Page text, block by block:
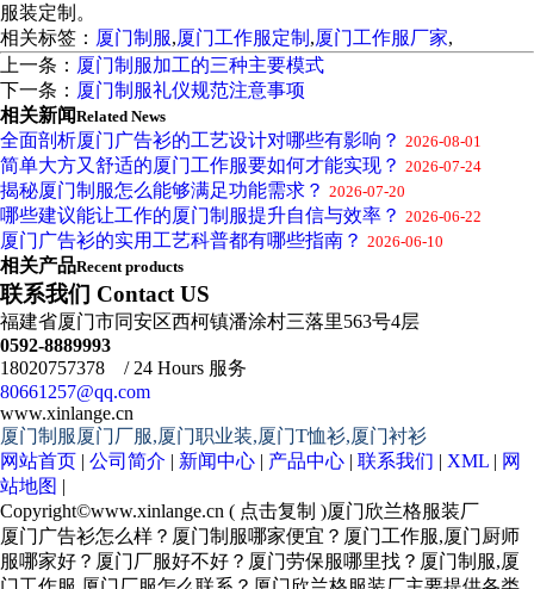
服装定制。
相关标签： 厦门制服,厦门工作服定制 ,厦门工作服厂家,
上一条： 厦门制服加工的三种主要模式
下一条： 厦门制服礼仪规范注意事项
相关新闻Related News
全面剖析厦门广告衫的工艺设计对哪些有影响？ 2026-08-01
简单大方又舒适的厦门工作服要如何才能实现？ 2026-07-24
揭秘厦门制服怎么能够满足功能需求？ 2026-07-20
哪些建议能让工作的厦门制服提升自信与效率？ 2026-06-22
厦门广告衫的实用工艺科普都有哪些指南？ 2026-06-10
相关产品Recent products
联系我们 Contact US
福建省厦门市同安区西柯镇潘涂村三落里563号4层
0592-8889993
18020757378 / 24 Hours 服务
80661257@qq.com
www.xinlange.cn
厦门制服厦门厂服,厦门职业装,厦门T恤衫,厦门衬衫
网站首页 | 公司简介 | 新闻中心 | 产品中心 | 联系我们 | XML | 网
站地图 |
Copyright©www.xinlange.cn ( 点击复制 )厦门欣兰格服装厂
厦门广告衫怎么样？厦门制服哪家便宜？厦门工作服,厦门厨师
服哪家好？厦门厂服好不好？厦门劳保服哪里找？厦门制服,厦